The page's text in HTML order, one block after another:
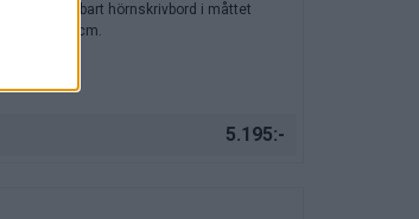
Höj och sänkbart hörnskrivbord i måttet
160x120/80 cm.
5.195:-